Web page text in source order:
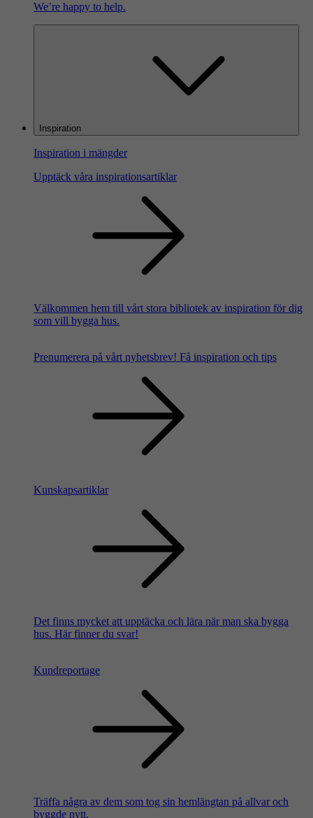
We’re happy to help.
Inspiration
Inspiration i mängder
Upptäck våra inspirationsartiklar
Välkommen hem till vårt stora bibliotek av inspiration för dig
som vill bygga hus.
Prenumerera på vårt nyhetsbrev! Få inspiration och tips
Kunskapsartiklar
Det finns mycket att upptäcka och lära när man ska bygga
hus. Här finner du svar!
Kundreportage
Träffa några av dem som tog sin hemlängtan på allvar och
byggde nytt.